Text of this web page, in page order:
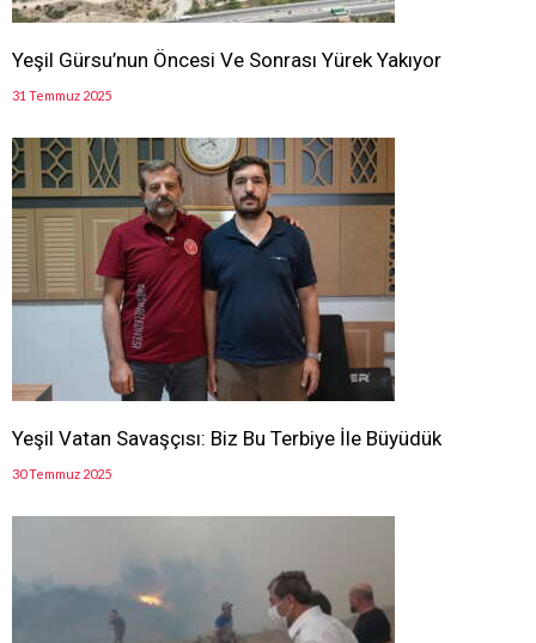
Yeşil Gürsu’nun Öncesi Ve Sonrası Yürek Yakıyor
31 Temmuz 2025
Yeşil Vatan Savaşçısı: Biz Bu Terbiye İle Büyüdük
30 Temmuz 2025